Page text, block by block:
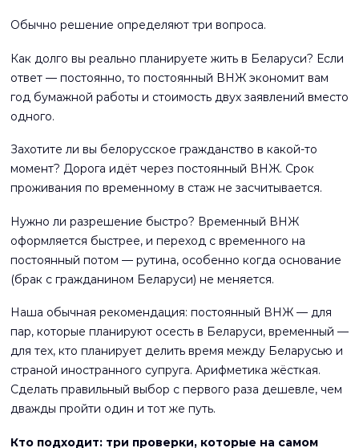
Обычно решение определяют три вопроса.
Как долго вы реально планируете жить в Беларуси? Если
ответ — постоянно, то постоянный ВНЖ экономит вам
год бумажной работы и стоимость двух заявлений вместо
одного.
Захотите ли вы белорусское гражданство в какой-то
момент? Дорога идёт через постоянный ВНЖ. Срок
проживания по временному в стаж не засчитывается.
Нужно ли разрешение быстро? Временный ВНЖ
оформляется быстрее, и переход с временного на
постоянный потом — рутина, особенно когда основание
(брак с гражданином Беларуси) не меняется.
Наша обычная рекомендация: постоянный ВНЖ — для
пар, которые планируют осесть в Беларуси, временный —
для тех, кто планирует делить время между Беларусью и
страной иностранного супруга. Арифметика жёсткая.
Сделать правильный выбор с первого раза дешевле, чем
дважды пройти один и тот же путь.
Кто подходит: три проверки, которые на самом